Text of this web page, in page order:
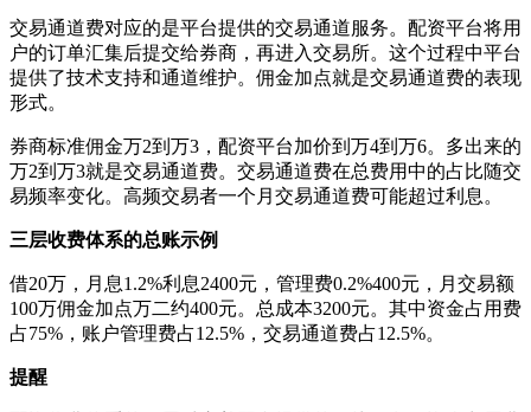
交易通道费对应的是平台提供的交易通道服务。配资平台将用
户的订单汇集后提交给券商，再进入交易所。这个过程中平台
提供了技术支持和通道维护。佣金加点就是交易通道费的表现
形式。
券商标准佣金万2到万3，配资平台加价到万4到万6。多出来的
万2到万3就是交易通道费。交易通道费在总费用中的占比随交
易频率变化。高频交易者一个月交易通道费可能超过利息。
三层收费体系的总账示例
借20万，月息1.2%利息2400元，管理费0.2%400元，月交易额
100万佣金加点万二约400元。总成本3200元。其中资金占用费
占75%，账户管理费占12.5%，交易通道费占12.5%。
提醒